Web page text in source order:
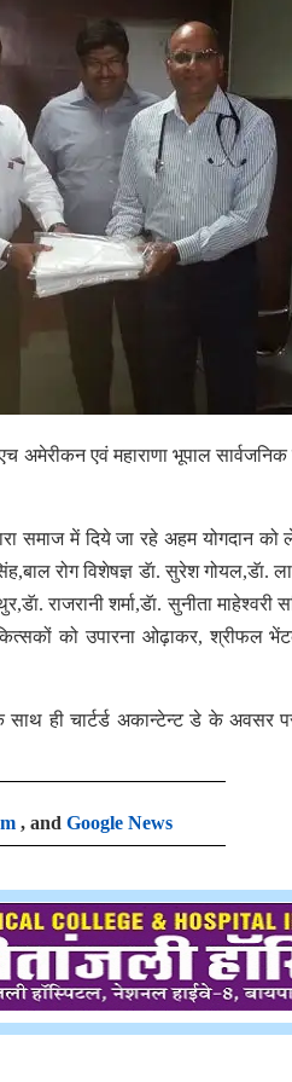
एवं महाराणा भूपाल
समाज में दिये जा रहे अहम योगदान
रोग विशेषज्ञ डॅा. सुरेश
राजरानी शर्मा,डॅा. सुनीता
को उपारना ओढ़ाकर, श्रीफल
ही चार्टर्ड अकान्टेन्ट डे के अवसर पर
, and Google News